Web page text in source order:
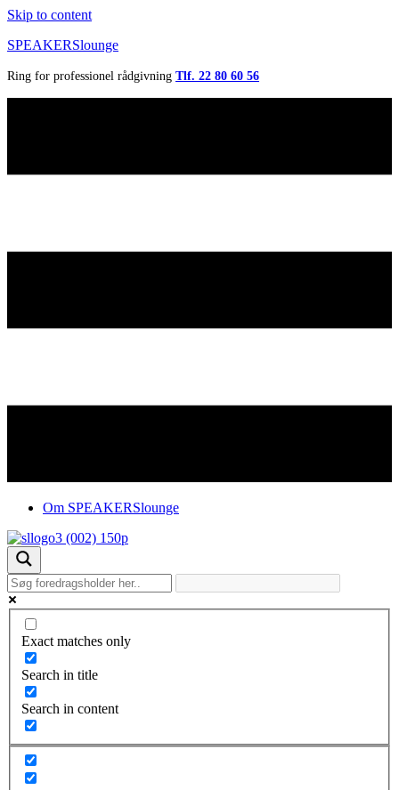
Skip to content
SPEAKERSlounge
Ring for professionel rådgivning Tlf. 22 80 60 56
Om SPEAKERSlounge
Exact matches only
Search in title
Search in content